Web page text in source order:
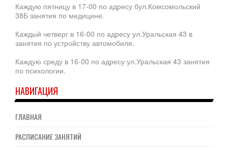
Каждую пятницу в 17-00 по адресу бул.Комсомольский
38Б занятия по медицине.
Каждый четверг в 16-00 по адресу ул.Уральская 43 в
занятия по устройству автомобиля.
Каждую среду в 16-00 по адресу ул.Уральская 43 занятия
по психологии.
НАВИГАЦИЯ
ГЛАВНАЯ
РАСПИСАНИЕ ЗАНЯТИЙ